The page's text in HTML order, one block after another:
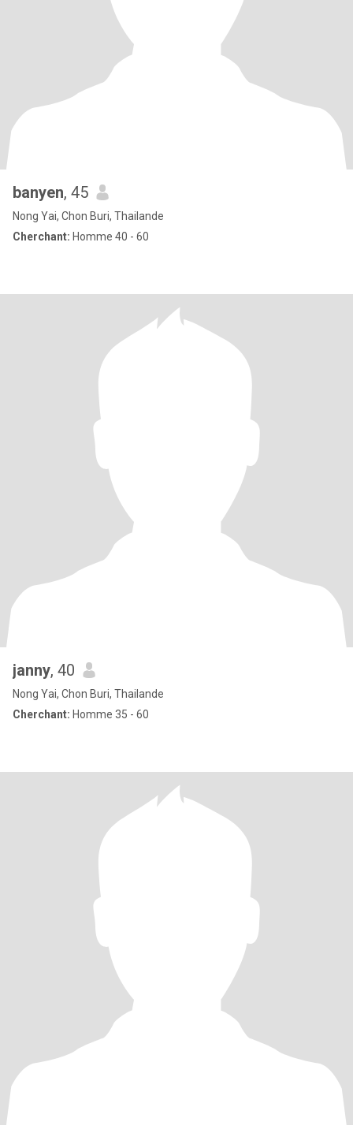
banyen, 45
Nong Yai, Chon Buri, Thailande
Cherchant: Homme 40 - 60
janny, 40
Nong Yai, Chon Buri, Thailande
Cherchant: Homme 35 - 60